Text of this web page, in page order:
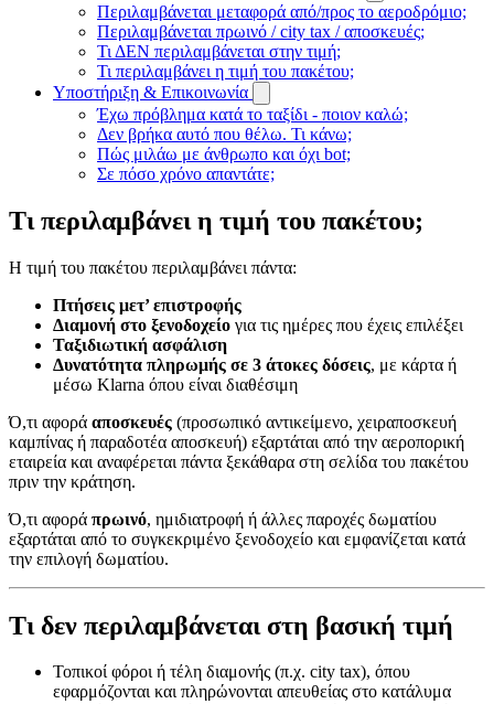
Περιλαμβάνεται μεταφορά από/προς το αεροδρόμιο;
Περιλαμβάνεται πρωινό / city tax / αποσκευές;
Τι ΔΕΝ περιλαμβάνεται στην τιμή;
Τι περιλαμβάνει η τιμή του πακέτου;
Υποστήριξη & Επικοινωνία
Έχω πρόβλημα κατά το ταξίδι - ποιον καλώ;
Δεν βρήκα αυτό που θέλω. Τι κάνω;
Πώς μιλάω με άνθρωπο και όχι bot;
Σε πόσο χρόνο απαντάτε;
Τι περιλαμβάνει η τιμή του πακέτου;
Η τιμή του πακέτου περιλαμβάνει πάντα:
Πτήσεις μετ’ επιστροφής
Διαμονή στο ξενοδοχείο για τις ημέρες που έχεις επιλέξει
Ταξιδιωτική ασφάλιση
Δυνατότητα πληρωμής σε 3 άτοκες δόσεις, με κάρτα ή
μέσω Klarna όπου είναι διαθέσιμη
Ό,τι αφορά αποσκευές (προσωπικό αντικείμενο, χειραποσκευή
καμπίνας ή παραδοτέα αποσκευή) εξαρτάται από την αεροπορική
εταιρεία και αναφέρεται πάντα ξεκάθαρα στη σελίδα του πακέτου
πριν την κράτηση.
Ό,τι αφορά πρωινό, ημιδιατροφή ή άλλες παροχές δωματίου
εξαρτάται από το συγκεκριμένο ξενοδοχείο και εμφανίζεται κατά
την επιλογή δωματίου.
Τι δεν περιλαμβάνεται στη βασική τιμή
Τοπικοί φόροι ή τέλη διαμονής (π.χ. city tax), όπου
εφαρμόζονται και πληρώνονται απευθείας στο κατάλυμα